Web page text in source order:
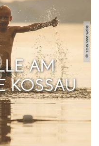
© TZHS Anne Weise
AM
KOSSAU